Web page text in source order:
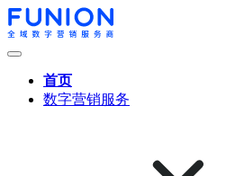
首页
数字营销服务